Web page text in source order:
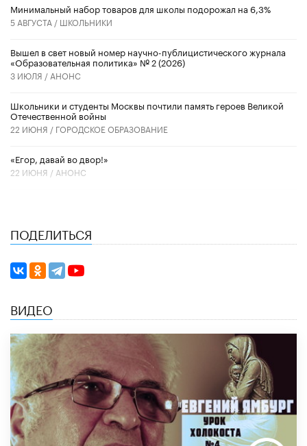
Минимальный набор товаров для школы подорожал на 6,3%
5 АВГУСТА / ШКОЛЬНИКИ
Вышел в свет новый номер научно-публицистического журнала
«Образовательная политика» № 2 (2026)
3 ИЮЛЯ / АНОНС
Школьники и студенты Москвы почтили память героев Великой
Отечественной войны
22 ИЮНЯ / ГОРОДСКОЕ ОБРАЗОВАНИЕ
«Егор, давай во двор!»
22 ИЮНЯ / АНОНС
ПОДЕЛИТЬСЯ
ВИДЕО